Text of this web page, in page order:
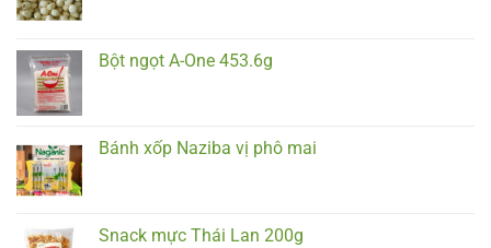
Bột ngọt A-One 453.6g
Bánh xốp Naziba vị phô mai
Snack mực Thái Lan 200g